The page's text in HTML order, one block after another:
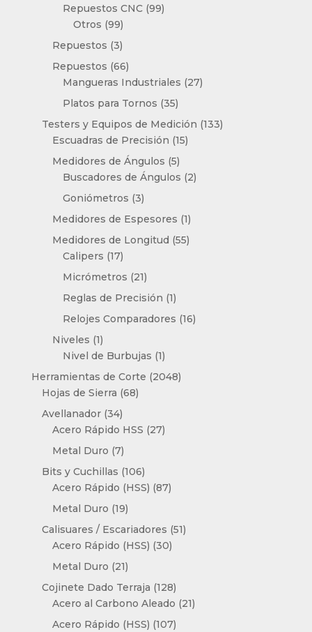
productos
Repuestos CNC 9999
Otros 9999
productos
Repuestos 33
productos
Repuestos 6666
productos
Mangueras Industriales 2727
Platos para Tornos 3535
productos
Testers y Equipos de Medición 133133
Escuadras de Precisión 1515
Medidores de Ángulos 55
productos
Buscadores de Ángulos 22
Goniómetros 33
productos
Medidores de Espesores 11
producto
Medidores de Longitud 5555
Calipers 1717
productos
Micrómetros 2121
productos
Reglas de Precisión 11
producto
Relojes Comparadores 1616
Niveles 11
producto
Nivel de Burbujas 11
producto
Herramientas de Corte 20482048
Hojas de Sierra 6868
Avellanador 3434
productos
Acero Rápido HSS 2727
Metal Duro 77
productos
Bits y Cuchillas 106106
productos
Acero Rápido (HSS) 8787
Metal Duro 1919
productos
Calisuares / Escariadores 5151
Acero Rápido (HSS) 3030
Metal Duro 2121
productos
Cojinete Dado Terraja 128128
productos
Acero al Carbono Aleado 2121
Acero Rápido (HSS) 107107